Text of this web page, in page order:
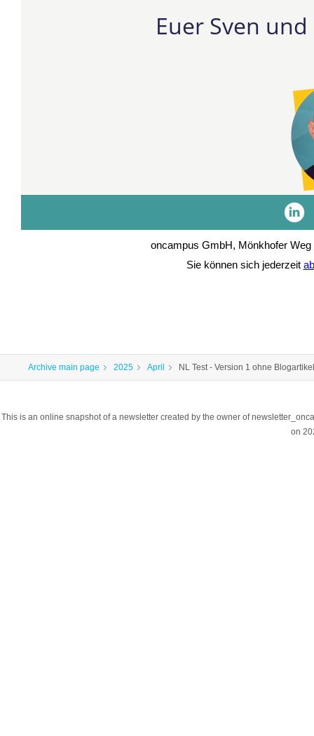
Euer Sven
oncampus GmbH, Mönkhofer
Sie können sich jederzeit
Archive main page 2025 April NL Test - Version 1 ohne Blogartikel
This is an online snapshot of a newsletter created by the owner of
on